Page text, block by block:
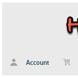
Account